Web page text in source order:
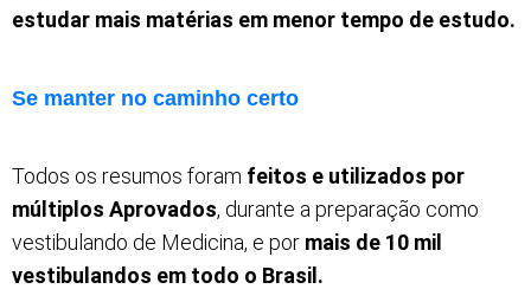
estudar mais matérias em menor tempo de estudo.
Se manter no caminho certo
Todos os resumos foram feitos e utilizados por
múltiplos Aprovados, durante a preparação como
vestibulando de Medicina, e por mais de 10 mil
vestibulandos em todo o Brasil.